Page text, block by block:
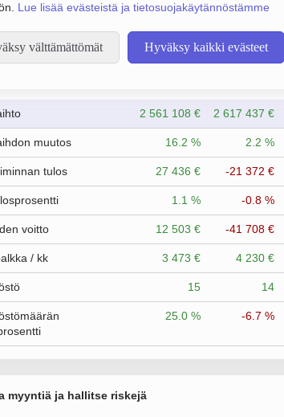
Lue lisää evästeistä ja tietosuojakäytännöstämme
välttämättömät Hyväksy kaikki evästeet
2 561 108 € 2 617 437 €
muutos 16.2 % 2.2 %
tulos 27 436 € -21 372 €
1.1 % -0.8 %
voitto 12 503 € -41 708 €
/ kk 3 473 € 4 230 €
15 14
25.0 % -6.7 %
myyntiä ja hallitse riskejä